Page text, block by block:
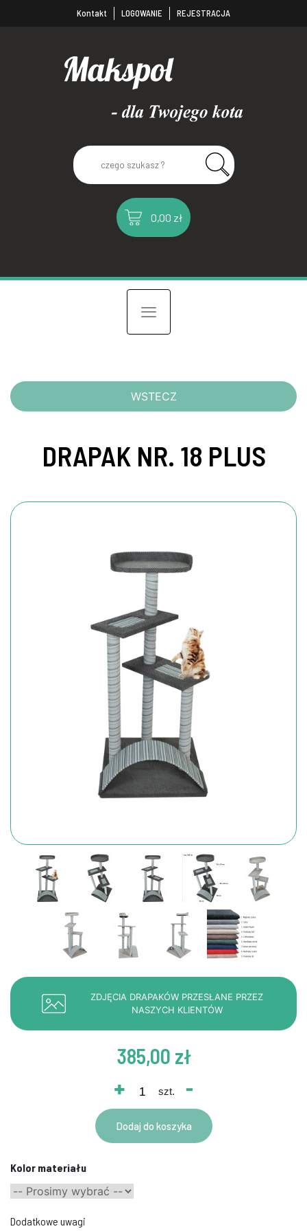
Kontakt LOGOWANIE REJESTRACJA
0,00 zł
Toggle navigation
WSTECZ
DRAPAK NR. 18 PLUS
ZDJĘCIA DRAPAKÓW PRZESŁANE PRZEZ
NASZYCH KLIENTÓW
385,00 zł
+ szt. -
Dodaj do koszyka
Kolor materiału
Dodatkowe uwagi